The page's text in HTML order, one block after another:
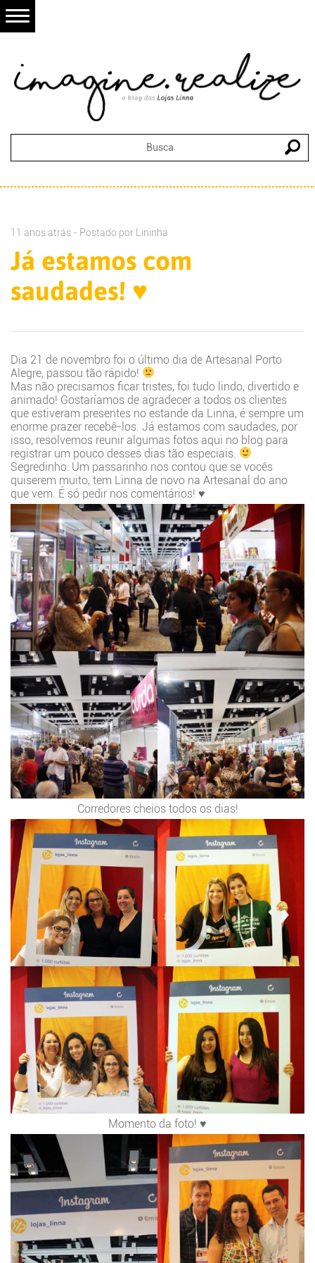
11 anos atrás - Postado por Lininha
Já estamos com
saudades! ♥
Dia 21 de novembro foi o último dia de Artesanal Porto
Alegre, passou tão rápido!
Mas não precisamos ficar tristes, foi tudo lindo, divertido e
animado! Gostaríamos de agradecer a todos os clientes
que estiveram presentes no estande da Linna, é sempre um
enorme prazer recebê-los. Já estamos com saudades, por
isso, resolvemos reunir algumas fotos aqui no blog para
registrar um pouco desses dias tão especiais.
Segredinho: Um passarinho nos contou que se vocês
quiserem muito, tem Linna de novo na Artesanal do ano
que vem. É só pedir nos comentários! ♥
Corredores cheios todos os dias!
Momento da foto! ♥